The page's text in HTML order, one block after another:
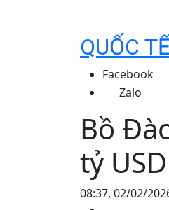
QUỐC TẾ
Facebook
Zalo
Bồ
tỷ
08:37, 02/02/